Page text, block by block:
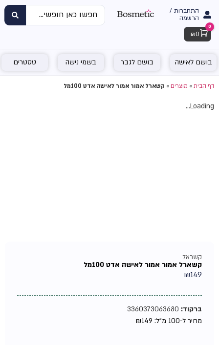
התחברות /
הרשמה
Cart
0
₪ 0
בושם לאישה בושם לגבר בשמי נישה טסטרים
דף הבית»מוצרים»קשארל אמור אמור לאישה אדט 100מל
Loading...
קשראל
קשארל אמור אמור לאישה אדט 100מל
₪149
ברקוד:3360373063680
מחיר ל-100 מ"ל:
₪149